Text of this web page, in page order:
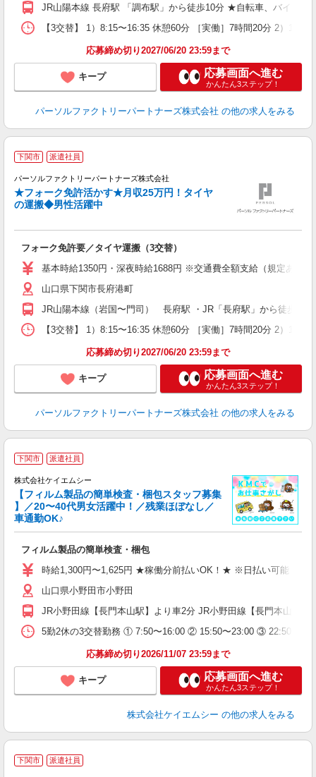
JR山陽本線 長府駅 「調布駅」から徒歩10分 ★自転車、バイク、
【3交替】 1）8:15〜16:35 休憩60分 ［実働］7時間20分 2）
応募締め切り2027/06/20 23:59まで
キープ 応募画面へ進む
かんたん3ステップ！
パーソルファクトリーパートナーズ株式会社 の他の求人をみる
下関市 派遣社員
パーソルファクトリーパートナーズ株式会社
★フォーク免許活かす★月収25万円！タイヤ
の運搬◆男性活躍中
フォーク免許要／タイヤ運搬（3交替）
基本時給1350円・深夜時給1688円 ※交通費全額支給（規定あり
山口県下関市長府港町
JR山陽本線（岩国〜門司） 長府駅 ・JR「長府駅」から徒歩10
【3交替】 1）8:15〜16:35 休憩60分 ［実働］7時間20分 2）
応募締め切り2027/06/20 23:59まで
キープ 応募画面へ進む
かんたん3ステップ！
パーソルファクトリーパートナーズ株式会社 の他の求人をみる
下関市 派遣社員
株式会社ケイエムシー
【フィルム製品の簡単検査・梱包スタッフ募集
】／20〜40代男女活躍中！／残業ほぼなし／
車通勤OK♪
フィルム製品の簡単検査・梱包
時給1,300円〜1,625円 ★稼働分前払いOK！★ ※日払い可能
山口県小野田市小野田
JR小野田線【長門本山駅】より車2分 JR小野田線【長門本山駅
5勤2休の3交替勤務 ① 7:50〜16:00 ② 15:50〜23:00 ③ 22:50〜翌
応募締め切り2026/11/07 23:59まで
キープ 応募画面へ進む
かんたん3ステップ！
株式会社ケイエムシー の他の求人をみる
下関市 派遣社員